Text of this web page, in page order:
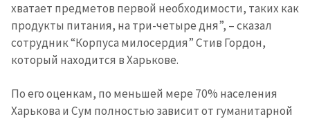
хватает предметов первой необходимости, таких как
продукты питания, на три-четыре дня”, – сказал
сотрудник “Корпуса милосердия” Стив Гордон,
который находится в Харькове.
По его оценкам, по меньшей мере 70% населения
Харькова и Сум полностью зависит от гуманитарной